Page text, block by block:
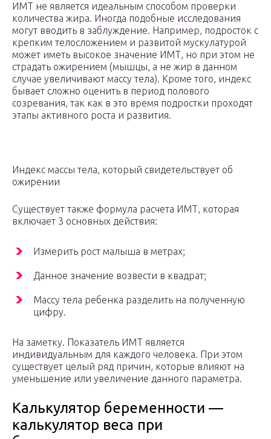
ИМТ не является идеальным способом проверки
количества жира. Иногда подобные исследования
могут вводить в заблуждение. Например, подросток с
крепким телосложением и развитой мускулатурой
может иметь высокое значение ИМТ, но при этом не
страдать ожирением (мышцы, а не жир в данном
случае увеличивают массу тела). Кроме того, индекс
бывает сложно оценить в период полового
созревания, так как в это время подростки проходят
этапы активного роста и развития.
Индекс массы тела, который свидетельствует об
ожирении
Существует также формула расчета ИМТ, которая
включает 3 основных действия:
Измерить рост малыша в метрах;
Данное значение возвести в квадрат;
Массу тела ребенка разделить на полученную
цифру.
На заметку. Показатель ИМТ является
индивидуальным для каждого человека. При этом
существует целый ряд причин, которые влияют на
уменьшение или увеличение данного параметра.
Калькулятор беременности —
калькулятор веса при